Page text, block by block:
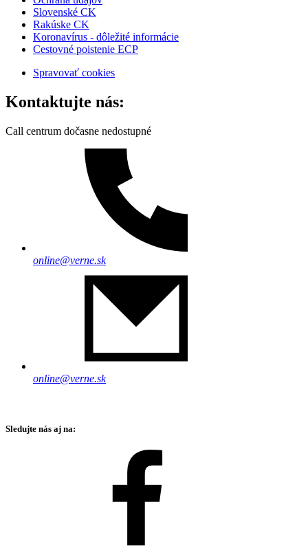
Slovenské CK
Rakúske CK
Koronavírus - dôležité informácie
Cestovné poistenie ECP
Spravovať cookies
Kontaktujte nás:
Call centrum dočasne nedostupné
online@verne.sk
online@verne.sk
Sledujte nás aj na: